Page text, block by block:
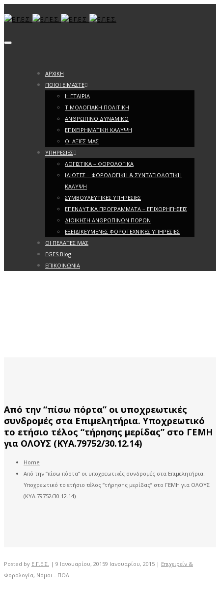
Toggle navigation
ΑΡΧΙΚΗ
ΠΟΙΟΙ ΕΙΜΑΣΤΕ
Η ΕΤΑΙΡΙΑ
ΤΙΜΟΛΟΓΙΑΚΗ ΠΟΛΙΤΙΚΗ
ΑΝΘΡΩΠΙΝΟ ΔΥΝΑΜΙΚΟ
ΕΠΙΧΕΙΡΗΜΑΤΙΚΗ ΚΑΛΥΨΗ
ΟΙ ΑΞΙΕΣ ΜΑΣ
ΥΠΗΡΕΣΙΕΣ
ΛΟΓΙΣΤΙΚΑ – ΦΟΡΟΛΟΓΙΚΑ
ΙΔΙΩΤΕΣ – ΦΟΡΟΛΟΓΙΚΗ & ΣΥΝΤΑΞΙΟΔΟΤΙΚΗ
ΚΑΛΥΨΗ
ΣΥΜΒΟΥΛΕΥΤΙΚΕΣ ΥΠΗΡΕΣΙΕΣ
ΕΠΕΝΔΥΤΙΚΑ ΠΡΟΓΡΑΜΜΑΤΑ – ΕΠΙΧΟΡΗΓΗΣΕΙΣ
ΔΙΟΙΚΗΣΗ ΑΝΘΡΩΠΙΝΩΝ ΠΟΡΩΝ
ΕΞΕΙΔΙΚΕΥΜΕΝΕΣ ΦΟΡΟΤΕΧΝΙΚΕΣ ΥΠΗΡΕΣΙΕΣ
ΟΙ ΠΕΛΑΤΕΣ ΜΑΣ
EGES Blog
ΕΠΙΚΟΙΝΩΝΙΑ
Από την “πίσω πόρτα” οι υποχρεωτικές
συνδρομές στα Επιμελητήρια. Υποχρεωτικό
το ετήσιο τέλος “τήρησης μερίδας” στο ΓΕΜΗ
για ΟΛΟΥΣ (ΚΥΑ.79752/30.12.14)
Home
Από την “πίσω πόρτα” οι υποχρεωτικές συνδρομές στα Επιμελητήρια.
Υποχρεωτικό το ετήσιο τέλος “τήρησης μερίδας” στο ΓΕΜΗ για ΟΛΟΥΣ
(ΚΥΑ.79752/30.12.14)
Posted by Ε.Γ.Ε.Σ. | 9 Ιανουαρίου, 20159 Ιανουαρίου, 2015 | Επιχειρείν &
Φορολογία, Νόμοι - ΠΟΛ